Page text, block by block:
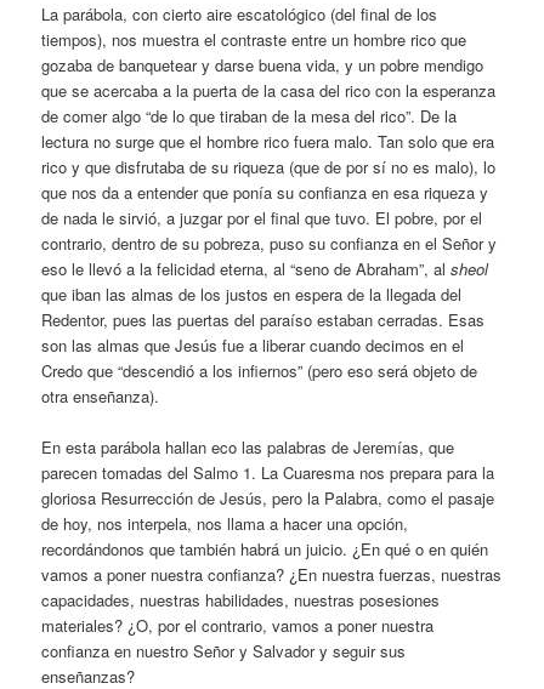
La parábola, con cierto aire escatológico (del final de los
tiempos), nos muestra el contraste entre un hombre rico que
gozaba de banquetear y darse buena vida, y un pobre mendigo
que se acercaba a la puerta de la casa del rico con la esperanza
de comer algo “de lo que tiraban de la mesa del rico”. De la
lectura no surge que el hombre rico fuera malo. Tan solo que era
rico y que disfrutaba de su riqueza (que de por sí no es malo), lo
que nos da a entender que ponía su confianza en esa riqueza y
de nada le sirvió, a juzgar por el final que tuvo. El pobre, por el
contrario, dentro de su pobreza, puso su confianza en el Señor y
eso le llevó a la felicidad eterna, al “seno de Abraham”, alsheol
que iban las almas de los justos en espera de la llegada del
Redentor, pues las puertas del paraíso estaban cerradas. Esas
son las almas que Jesús fue a liberar cuando decimos en el
Credo que “descendió a los infiernos” (pero eso será objeto de
otra enseñanza).
En esta parábola hallan eco las palabras de Jeremías, que
parecen tomadas del Salmo 1. La Cuaresma nos prepara para la
gloriosa Resurrección de Jesús, pero la Palabra, como el pasaje
de hoy, nos interpela, nos llama a hacer una opción,
recordándonos que también habrá un juicio. ¿En qué o en quién
vamos a poner nuestra confianza? ¿En nuestra fuerzas, nuestras
capacidades, nuestras habilidades, nuestras posesiones
materiales? ¿O, por el contrario, vamos a poner nuestra
confianza en nuestro Señor y Salvador y seguir sus
enseñanzas?